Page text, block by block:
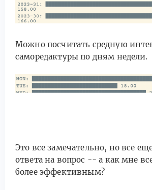
Можно посчитать средную
саморедактуры по дням недели.
Это все замечательно, но все
ответа на вопрос -- а как мне
более эффективным?